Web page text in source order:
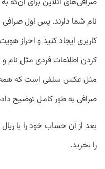
نام شما دارند. پس اول صرافی
کاربری ایجاد کنید و احراز
کردن اطلاعات فردی مثل نام و
مثل عکس سلفی است که همه
صرافی به طور کامل توضیح
بعد از آن حساب خود را با ریال
را بخرید.